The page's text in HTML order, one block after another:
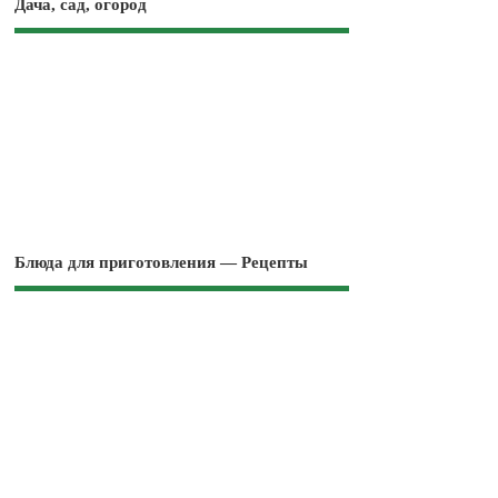
Дача, сад, огород
Блюда для приготовления — Рецепты